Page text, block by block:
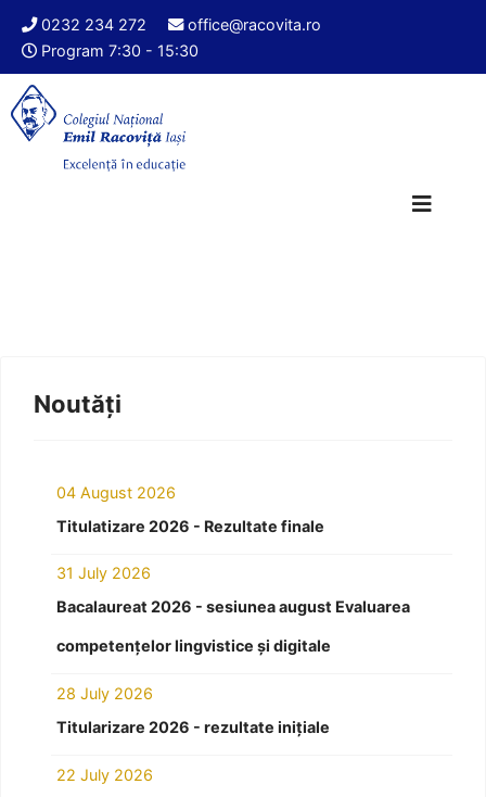
0232 234 272
office@racovita.ro
Program 7:30 - 15:30
Noutăți
04 August 2026
Titulatizare 2026 - Rezultate finale
31 July 2026
Bacalaureat 2026 - sesiunea august Evaluarea
competențelor lingvistice și digitale
28 July 2026
Titularizare 2026 - rezultate inițiale
22 July 2026